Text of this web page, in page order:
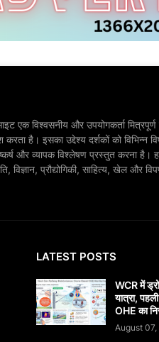
एक विश्वसनीय और उपयोगकर्ता
है। इसका उद्देश्य दर्शकों को विभिन्न
और व्यापक विश्लेषण प्रस्तुत करना है।
विज्ञान, प्रौद्योगिकी, साहित्य, खेल और
LATEST POSTS
WCR में
यात्रा,
OHE का
August